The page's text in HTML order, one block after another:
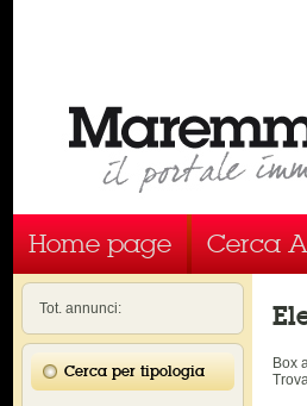
Home page Cerca
Tot. annunci:
Cerca per tipologia Box